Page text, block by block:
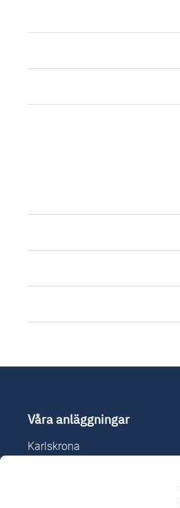
Våra anläggningar
Karlskrona